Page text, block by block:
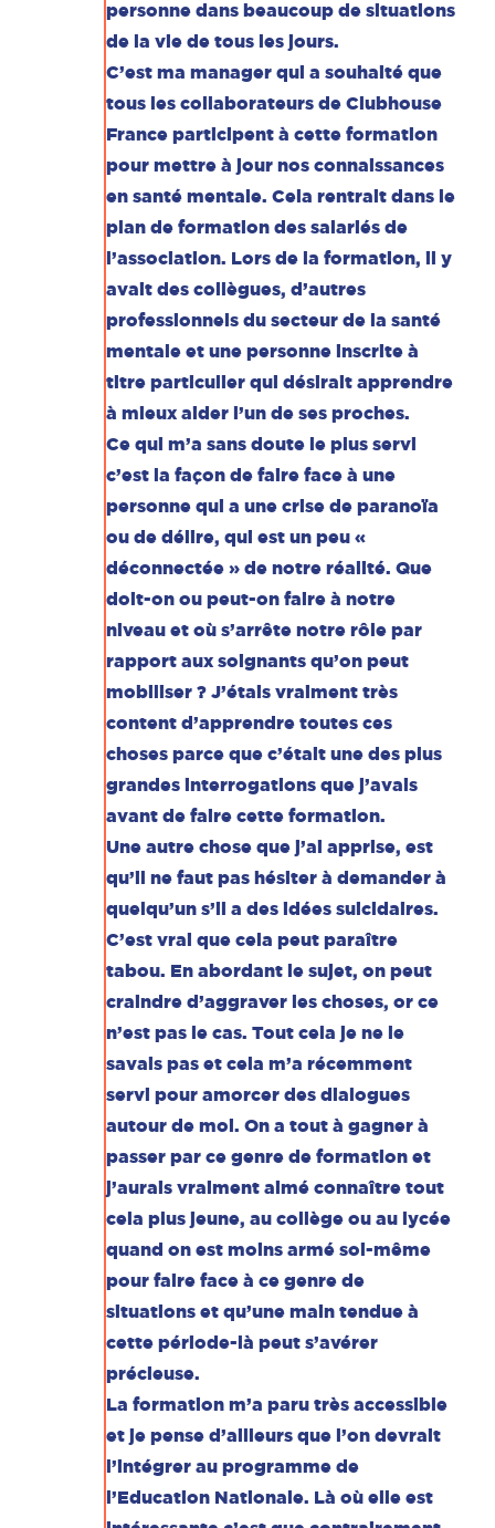
personne dans beaucoup de situations
de la vie de tous les jours.
C’est ma manager qui a souhaité que
tous les collaborateurs de Clubhouse
France participent à cette formation
pour mettre à jour nos connaissances
en santé mentale. Cela rentrait dans le
plan de formation des salariés de
l’association. Lors de la formation, il y
avait des collègues, d’autres
professionnels du secteur de la santé
mentale et une personne inscrite à
titre particulier qui désirait apprendre
à mieux aider l’un de ses proches.
Ce qui m’a sans doute le plus servi
c’est la façon de faire face à une
personne qui a une crise de paranoïa
ou de délire, qui est un peu «
déconnectée » de notre réalité. Que
doit-on ou peut-on faire à notre
niveau et où s’arrête notre rôle par
rapport aux soignants qu’on peut
mobiliser ? J’étais vraiment très
content d’apprendre toutes ces
choses parce que c’était une des plus
grandes interrogations que j’avais
avant de faire cette formation.
Une autre chose que j’ai apprise, est
qu’il ne faut pas hésiter à demander à
quelqu’un s’il a des idées suicidaires.
C’est vrai que cela peut paraître
tabou. En abordant le sujet, on peut
craindre d’aggraver les choses, or ce
n’est pas le cas. Tout cela je ne le
savais pas et cela m’a récemment
servi pour amorcer des dialogues
autour de moi. On a tout à gagner à
passer par ce genre de formation et
j’aurais vraiment aimé connaître tout
cela plus jeune, au collège ou au lycée
quand on est moins armé soi-même
pour faire face à ce genre de
situations et qu’une main tendue à
cette période-là peut s’avérer
précieuse.
La formation m’a paru très accessible
et je pense d’ailleurs que l’on devrait
l’intégrer au programme de
l’Education Nationale. Là où elle est